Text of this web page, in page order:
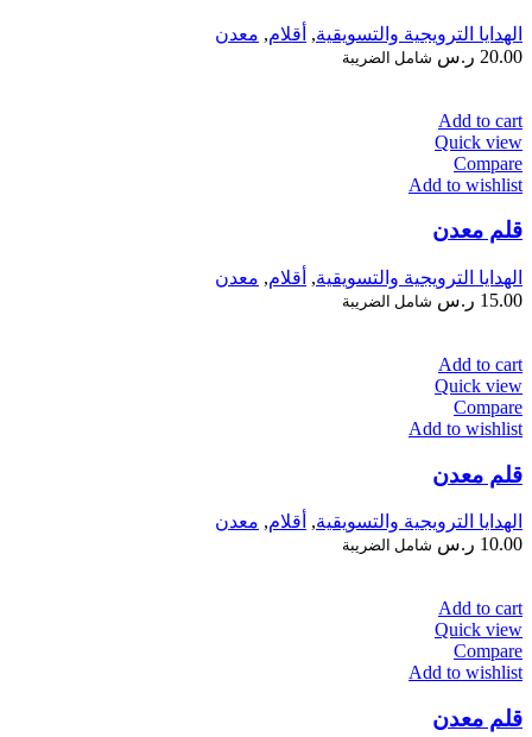
الهدايا الترويجية والتسويقية, أقلام, معدن
20.00 ر.س شامل الضريبة
Add to cart
Quick view
Compare
Add to wishlist
قلم معدن
الهدايا الترويجية والتسويقية, أقلام, معدن
15.00 ر.س شامل الضريبة
Add to cart
Quick view
Compare
Add to wishlist
قلم معدن
الهدايا الترويجية والتسويقية, أقلام, معدن
10.00 ر.س شامل الضريبة
Add to cart
Quick view
Compare
Add to wishlist
قلم معدن